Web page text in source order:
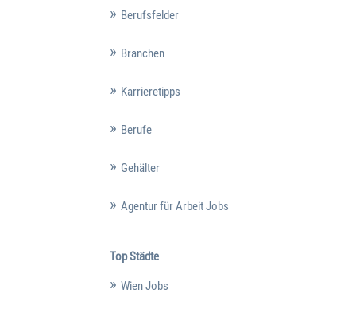
Berufsfelder
Branchen
Karrieretipps
Berufe
Gehälter
Agentur für Arbeit Jobs
Top Städte
Wien Jobs